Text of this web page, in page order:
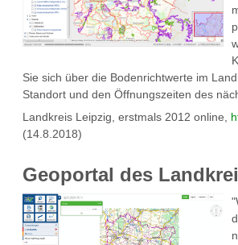
Sie sich über die Bodenrichtwerte im
Standort und den Öffnungszeiten des
Landkreis Leipzig, erstmals 2012 online,
(14.8.2018)
Geoportal des